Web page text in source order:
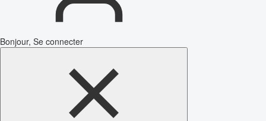
Bonjour, Se connecter